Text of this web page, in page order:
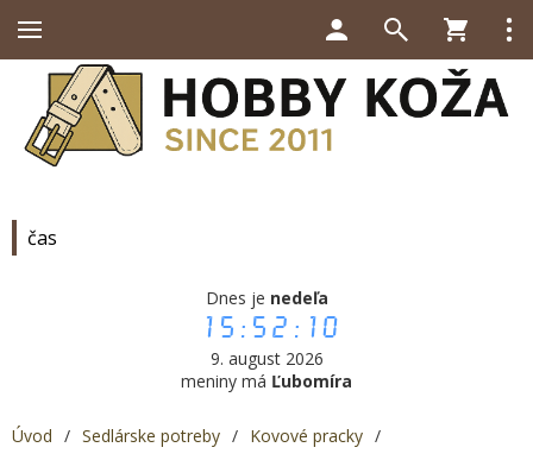
čas
Dnes je nedeľa
15:52:10
9. august 2026
meniny má Ľubomíra
Úvod / Sedlárske potreby / Kovové pracky /